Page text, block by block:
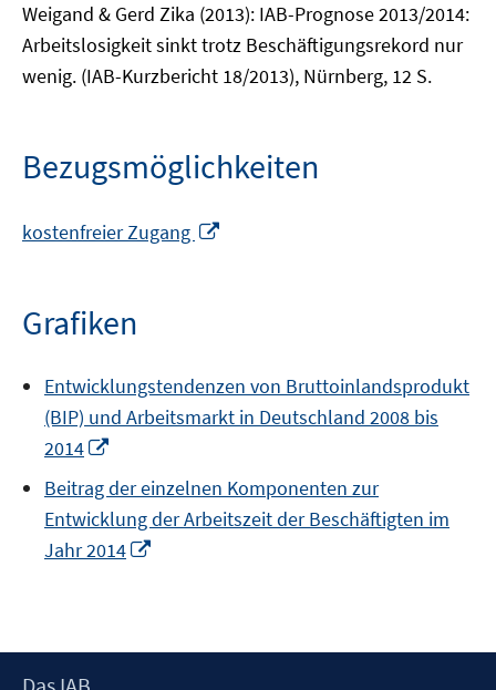
Weigand & Gerd Zika (2013): IAB-Prognose 2013/2014:
Arbeitslosigkeit sinkt trotz Beschäftigungsrekord nur
wenig. (IAB-Kurzbericht 18/2013), Nürnberg, 12 S.
Bezugsmöglichkeiten
kostenfreier Zugang
Grafiken
Entwicklungstendenzen von Bruttoinlandsprodukt
(BIP) und Arbeitsmarkt in Deutschland 2008 bis
2014
Fenster
öffnen
Beitrag der einzelnen Komponenten zur
Entwicklung der Arbeitszeit der Beschäftigten im
Jahr 2014
Footer